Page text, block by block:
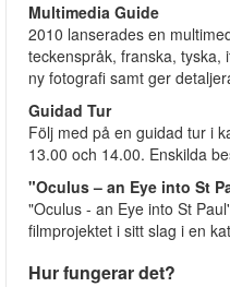
Multimedia Guide
2010 lanserades en
teckenspråk, franska, tyska,
ny fotografi samt ger
Guidad Tur
Följ med på en guidad tur i
13.00 och 14.00. Enskilda
"Oculus – an Eye into St
"Oculus - an Eye into St
filmprojektet i sitt slag i en
Hur fungerar det?